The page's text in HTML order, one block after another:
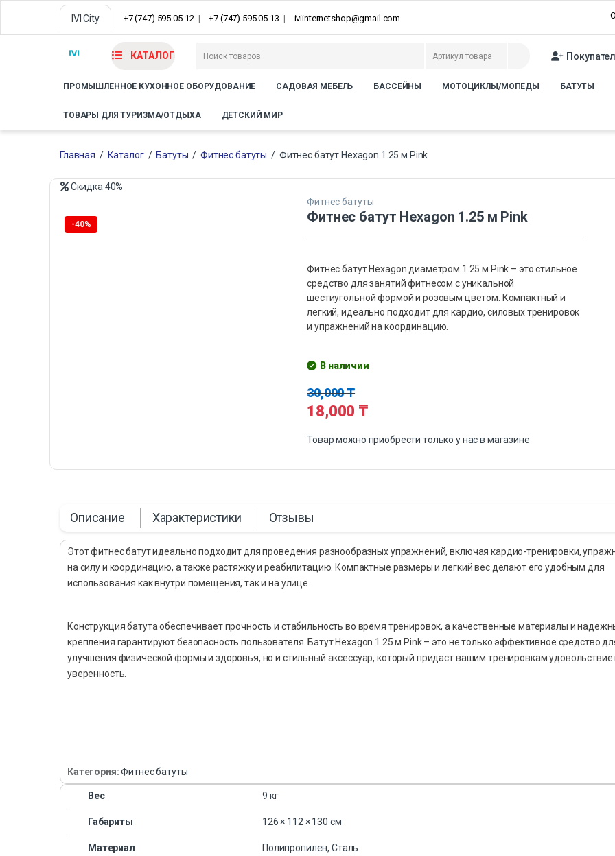
IVI City +7 (747) 595 05 12 +7 (747) 595 05 13 iviinternetshop@gmail.com
КАТАЛОГ
ПРОМЫШЛЕННОЕ КУХОННОЕ ОБОРУДОВАНИЕ САДОВАЯ МЕБЕЛЬ БАССЕЙНЫ МОТОЦИКЛЫ/МОПЕДЫ БАТУТЫ
ТОВАРЫ ДЛЯ ТУРИЗМА/ОТДЫХА ДЕТСКИЙ МИР
Главная / Каталог / Батуты / Фитнес батуты / Фитнес батут Hexagon 1.25 м Pink
Скидка 40%
-40%
Фитнес батуты
Фитнес батут Hexagon 1.25 м Pink
Фитнес батут Hexagon диаметром 1.25 м Pink – это стильное
средство для занятий фитнесом с уникальной
шестиугольной формой и розовым цветом. Компактный и
легкий, идеально подходит для кардио, силовых тренировок
и упражнений на координацию.
В наличии
30,000₸
18,000 ₸
Товар можно приобрести только у нас в магазине
Описание Характеристики Отзывы
Этот фитнес батут идеально подходит для проведения разнообразных упражнений, включая кардио-тренировки,
на силу и координацию, а также растяжку и реабилитацию. Компактные размеры и легкий вес делают его удобным для
использования как внутри помещения, так и на улице.
Конструкция батута обеспечивает прочность и стабильность во время тренировок, а качественные материалы и
крепления гарантируют безопасность пользователя. Батут Hexagon 1.25 м Pink – это не только эффективное средство
улучшения физической формы и здоровья, но и стильный аксессуар, который придаст вашим тренировкам удовольствие
уверенность.
Категория:Фитнес батуты
Вес 9 кг
Габариты 126 × 112 × 130 см
Материал Полипропилен, Сталь